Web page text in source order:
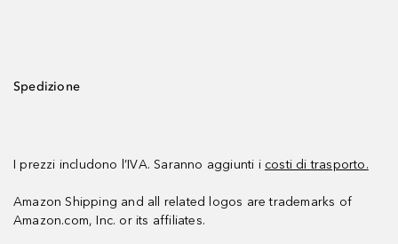
Spedizione
I prezzi includono l’IVA. Saranno aggiunti i costi di trasporto.
Amazon Shipping and all related logos are trademarks of
Amazon.com, Inc. or its affiliates.